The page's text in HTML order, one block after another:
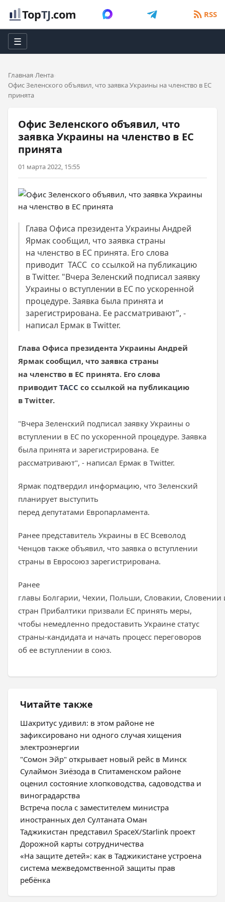
TopTJ.com RSS
☰
Главная Лента
Офис Зеленского объявил, что заявка Украины на членство в ЕС
принята
Офис Зеленского объявил, что
заявка Украины на членство в ЕС
принята
01 марта 2022, 15:55
Глава Офиса президента Украины Андрей
Ярмак сообщил, что заявка страны
на членство в ЕС принята. Его слова
приводит ТАСС со ссылкой на публикацию
в Twitter. "Вчера Зеленский подписал заявку
Украины о вступлении в ЕС по ускоренной
процедуре. Заявка была принята и
зарегистрирована. Ее рассматривают", -
написал Ермак в Twitter.
Глава Офиса президента Украины Андрей
Ярмак сообщил, что заявка страны
на членство в ЕС принята. Его слова
приводит ТАСС со ссылкой на публикацию
в Twitter.
"Вчера Зеленский подписал заявку Украины о
вступлении в ЕС по ускоренной процедуре. Заявка
была принята и зарегистрирована. Ее
рассматривают", - написал Ермак в Twitter.
Ярмак подтвердил информацию, что Зеленский
планирует выступить
перед депутатами Европарламента.
Ранее представитель Украины в ЕС Всеволод
Ченцов также объявил, что заявка о вступлении
страны в Евросоюз зарегистрирована.
Ранее
главы Болгарии, Чехии, Польши, Словакии, Словении
стран Прибалтики призвали ЕС принять меры,
чтобы немедленно предоставить Украине статус
страны-кандидата и начать процесс переговоров
об ее вступлении в союз.
Читайте также
Шахритус удивил: в этом районе не
зафиксировано ни одного случая хищения
электроэнергии
"Сомон Эйр" открывает новый рейс в Минск
Сулаймон Зиёзода в Спитаменском районе
оценил состояние хлопководства, садоводства и
виноградарства
Встреча посла с заместителем министра
иностранных дел Султаната Оман
Таджикистан представил SpaceX/Starlink проект
Дорожной карты сотрудничества
«На защите детей»: как в Таджикистане устроена
система межведомственной защиты прав
ребёнка